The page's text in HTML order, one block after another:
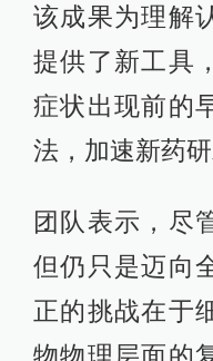
该成果为理解
提供了新工具
症状出现前的
法，加速新药研
团队表示，尽
但仍只是迈向
正的挑战在于
物物理层面的